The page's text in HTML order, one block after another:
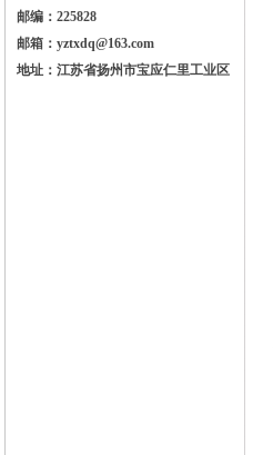
邮编：225828
邮箱：yztxdq@163.com
地址：江苏省扬州市宝应仁里工业区